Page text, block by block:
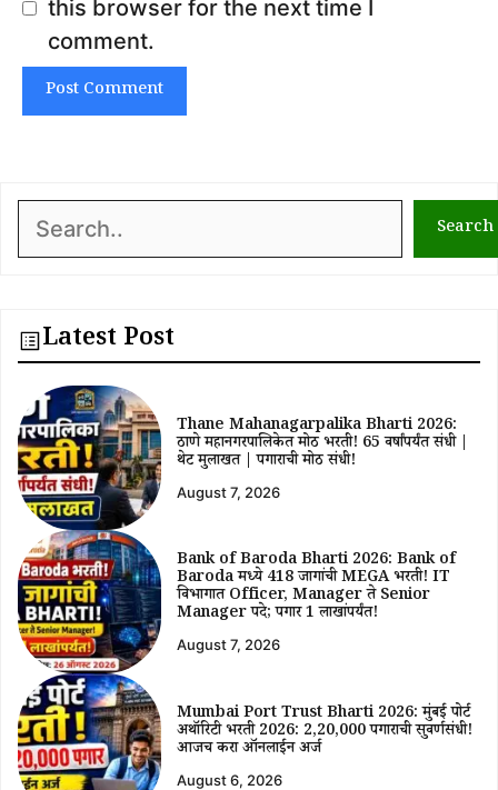
this browser for the next time I
comment.
Search Search
Latest Post
Thane Mahanagarpalika Bharti 2026:
ठाणे महानगरपालिकेत मोठी भरती! 65 वर्षांपर्यंत संधी |
थेट मुलाखत | पगाराची मोठी संधी!
August 7, 2026
Bank of Baroda Bharti 2026: Bank of
Baroda मध्ये 418 जागांची MEGA भरती! IT
विभागात Officer, Manager ते Senior
Manager पदे; पगार ₹1 लाखांपर्यंत!
August 7, 2026
Mumbai Port Trust Bharti 2026: मुंबई पोर्ट
अथॉरिटी भरती 2026: ₹2,20,000 पगाराची सुवर्णसंधी!
आजच करा ऑनलाईन अर्ज
August 6, 2026